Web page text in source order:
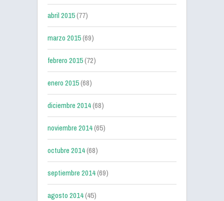
abril 2015(77)
marzo 2015(69)
febrero 2015(72)
enero 2015(68)
diciembre 2014(68)
noviembre 2014(65)
octubre 2014(68)
septiembre 2014(69)
agosto 2014(45)